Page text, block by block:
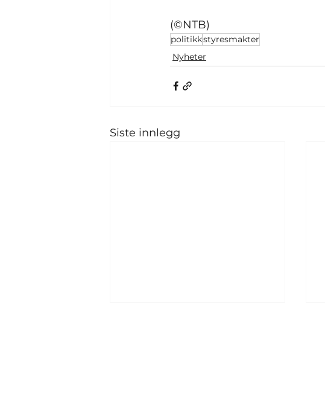
(©NTB)
politikkstyresmakter
Nyheter
Siste innlegg